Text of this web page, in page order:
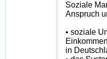
Soziale
Anspruch
• soziale
in